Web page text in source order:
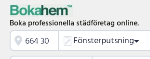
Boka professionella städföretag online.
Fönsterputsning